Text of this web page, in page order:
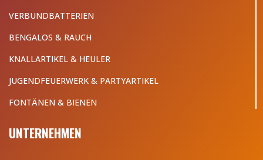
VERBUNDBATTERIEN
BENGALOS & RAUCH
KNALLARTIKEL & HEULER
JUGENDFEUERWERK & PARTYARTIKEL
FONTÄNEN & BIENEN
UNTERNEHMEN